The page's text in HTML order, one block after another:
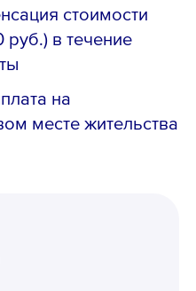
стоимости
в течение
на
месте жительства